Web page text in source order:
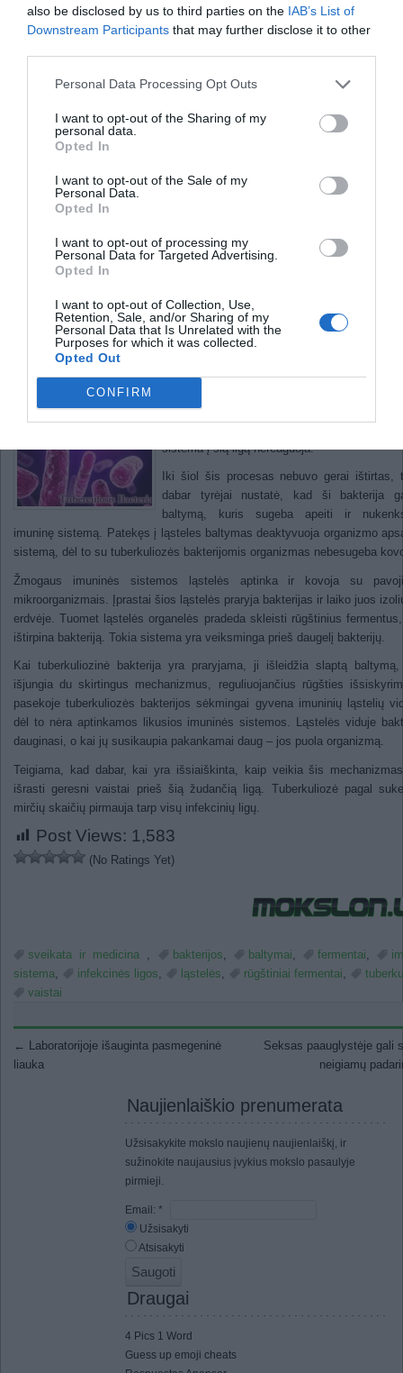
also be disclosed by us to third parties on the IAB’s List of
Downstream Participants that may further disclose it to other
Personal Data Processing Opt Outs
I want to opt-out of the Sharing of my
personal data.
Opted In
I want to opt-out of the Sale of my
Personal Data.
Opted In
I want to opt-out of processing my
Personal Data for Targeted Advertising.
Opted In
I want to opt-out of Collection, Use,
Retention, Sale, and/or Sharing of my
Personal Data that Is Unrelated with the
Purposes for which it was collected.
Opted Out
CONFIRM
Prof. S.Hawkingas: žmonijai
gresia atominis armagedonas,
Augalų invazija sukėlė ledynmetį
laikrodį
Nanoskalėje užfiksuota bangų
Kodėl organizmas negali
nuo tuberkuliozės?
Mycobacterium tuberculosis. Ši bakterija
sistema į šią ligą nereaguoja.
Iki šiol šis procesas nebuvo gerai ištirtas,
dabar tyrėjai nustatė, kad ši bakterija
baltymą, kuris sugeba apeiti ir
imuninę sistemą. Patekęs į ląsteles baltymas deaktyvuoja organizmo
sistemą, dėl to su tuberkuliozės bakterijomis organizmas nebesugeba
Žmogaus imuninės sistemos ląstelės aptinka ir kovoja su
mikroorganizmais. Įprastai šios ląstelės praryja bakterijas ir laiko juos
erdvėje. Tuomet ląstelės organelės pradeda skleisti rūgštinius
ištirpina bakteriją. Tokia sistema yra veiksminga prieš daugelį bakterijų.
Kai tuberkuliozinė bakterija yra praryjama, ji išleidžia slaptą
išjungia du skirtingus mechanizmus, reguliuojančius rūgšties
pasekoje tuberkuliozės bakterijos sėkmingai gyvena imuninių ląstelių
dėl to nėra aptinkamos likusios imuninės sistemos. Ląstelės viduje
dauginasi, o kai jų susikaupia pakankamai daug – jos puola organizmą.
Teigiama, kad dabar, kai yra išsiaiškinta, kaip veikia šis
išrasti geresni vaistai prieš šią žudančią ligą. Tuberkuliozė pagal
mirčių skaičių pirmauja tarp visų infekcinių ligų.
Post Views: 1,583
(No Ratings Yet)
sveikata ir medicina , bakterijos, baltymai, fermentai,
sistema, infekcinės ligos, ląstelės, rūgštiniai fermentai,
vaistai
Post navigation
← Laboratorijoje išauginta pasmegeninė
liauka
Seksas paauglystėje gali
neigiamų
Naujienlaiškio prenumerata
Užsisakykite mokslo naujienų naujienlaiškį, ir
sužinokite naujausius įvykius mokslo pasaulyje
pirmieji.
Email: *
Užsisakyti
Atsisakyti
Draugai
4 Pics 1 Word
Guess up emoji cheats